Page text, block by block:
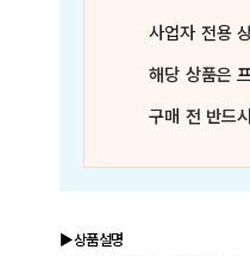
사업자 전용
해당 상품은
구매 전 반드
▶상품설명